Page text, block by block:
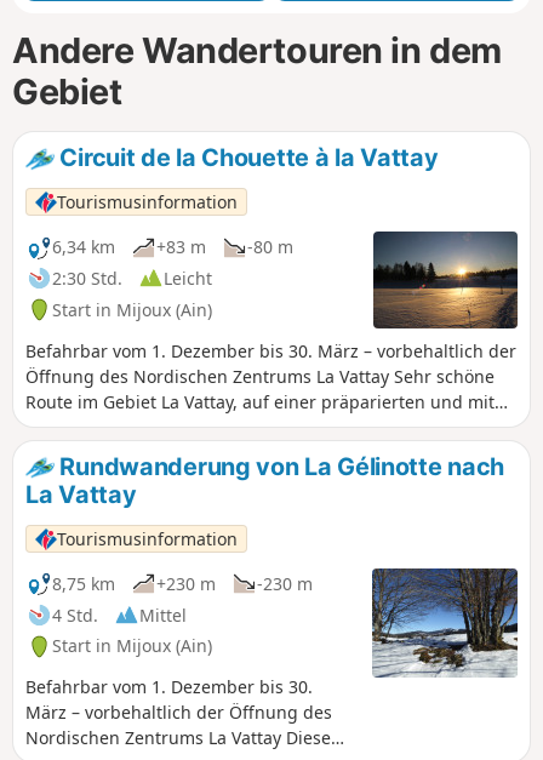
Andere Wandertouren in dem
Gebiet
Circuit de la Chouette à la Vattay
Tourismusinformation
6,34 km
+83 m
-80 m
2:30 Std.
Leicht
Start in Mijoux (Ain)
Befahrbar vom 1. Dezember bis 30. März – vorbehaltlich der
Öffnung des Nordischen Zentrums La Vattay Sehr schöne
Route im Gebiet La Vattay, auf einer präparierten und mit
violetten Markierungen versehenen Strecke, die mit
Kindern befahrbar ist und durch das Nationale
Naturschutzgebiet Haute Chaîne du Jura führt (Sie müssen
die geltenden Vorschriften einhalten). Der Zugang zum
Gebiet La Vattay ist kostenpflichtig.
Rundwanderung von La Gélinotte nach
La Vattay
Tourismusinformation
8,75 km
+230 m
-230 m
4 Std.
Mittel
Start in Mijoux (Ain)
Befahrbar vom 1. Dezember bis 30.
März – vorbehaltlich der Öffnung des
Nordischen Zentrums La Vattay Diese